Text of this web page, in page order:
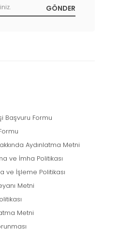
Başvuru Formu
Aydınlatma Metni
ve İmha Politikası
ve İşleme Politikası
Metni
Metni